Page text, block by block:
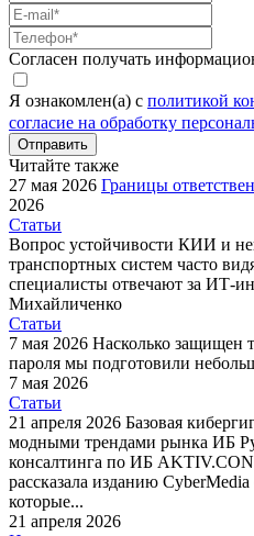
Согласен получать
Я ознакомлен(а) с политикой
согласие на обработку
Отправить
Читайте также
27 мая 2026 Границы
2026
Статьи
Вопрос устойчивости КИИ и
транспортных систем часто
специалисты отвечают за ИТ-
Михайличенко
Статьи
7 мая 2026 Насколько защищен
пароля мы подготовили
7 мая 2026
Статьи
21 апреля 2026 Базовая
модными трендами рынка ИБ
консалтинга по ИБ
рассказала изданию
которые...
21 апреля 2026